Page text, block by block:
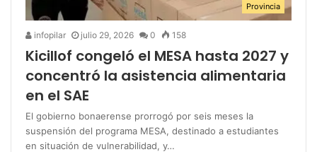
Provincia
infopilar julio 29, 2026 0 158
Kicillof congeló el MESA hasta 2027 y
concentró la asistencia alimentaria
en el SAE
El gobierno bonaerense prorrogó por seis meses la
suspensión del programa MESA, destinado a estudiantes
en situación de vulnerabilidad, y…